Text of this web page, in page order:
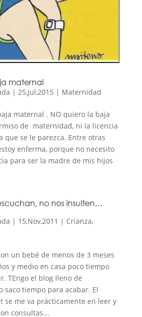
maternal
| 25,Jul,2015 | Maternidad
maternal . NO quiero la baja
de maternidad, ni la licencia
que se le parezca. Entre otras
enferma, porque no necesito
para ser la madre de mis hijos
no nos insulten…
| 15,Nov,2011 | Crianza,
un bebé de menos de 3 meses
y medio en casa poco tiempo
TEngo el blog lleno de
saco tiempo para acabar. El
se me va prácticamente en leer y
consultas...